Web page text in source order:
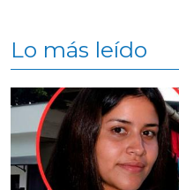
Lo más leído
Contenido multimedia